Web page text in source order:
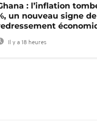
: l’inflation
un nouveau signe de
Il y a 18 heures